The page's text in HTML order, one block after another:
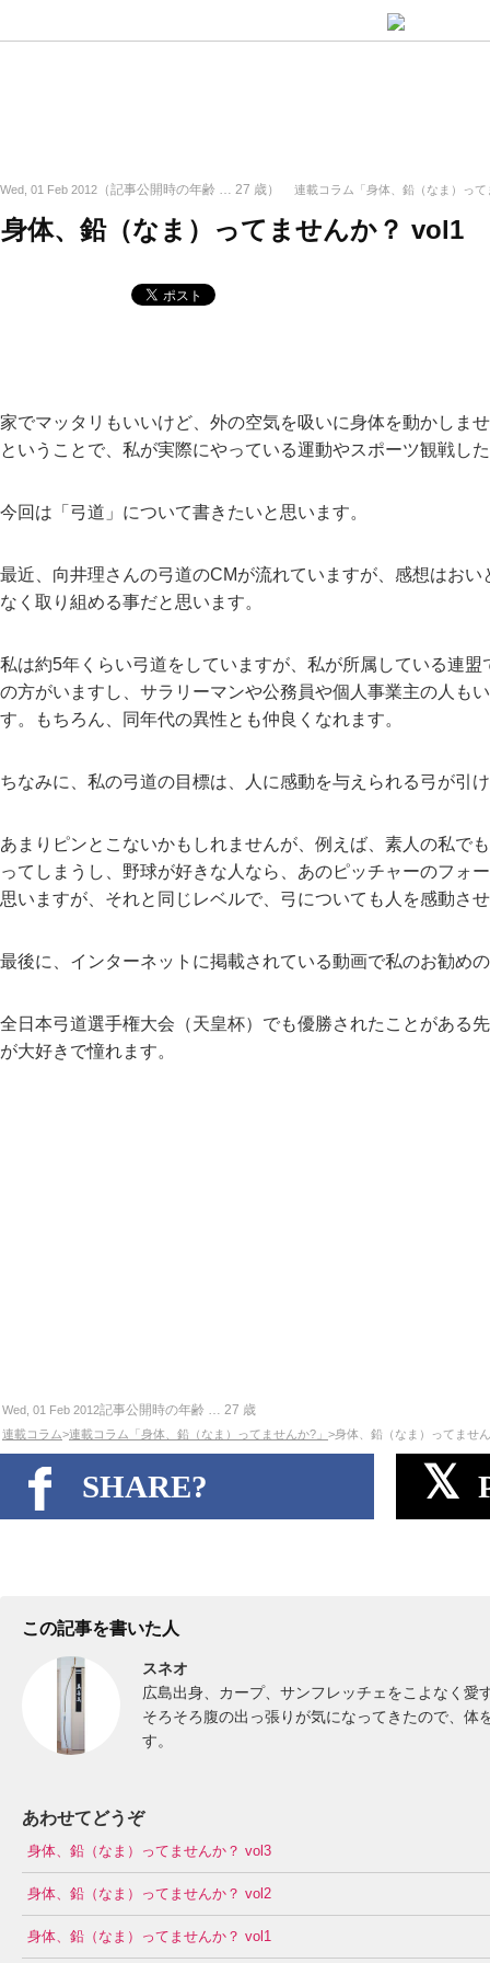
Wed, 01 Feb 2012 （記事公開時の年齢 … 27 歳） 連載コラム「身体、鉛（なま）って
身体、鉛（なま）ってませんか？ vol1
家でマッタリもいいけど、外の空気を吸いに身体を動かしま
ということで、私が実際にやっている運動やスポーツ観戦し
今回は「弓道」について書きたいと思います。
最近、向井理さんの弓道のCMが流れていますが、感想はお
なく取り組める事だと思います。
私は約5年くらい弓道をしていますが、私が所属している連
の方がいますし、サラリーマンや公務員や個人事業主の人も
す。もちろん、同年代の異性とも仲良くなれます。
ちなみに、私の弓道の目標は、人に感動を与えられる弓が引
あまりピンとこないかもしれませんが、例えば、素人の私で
ってしまうし、野球が好きな人なら、あのピッチャーのフォ
思いますが、それと同じレベルで、弓についても人を感動さ
最後に、インターネットに掲載されている動画で私のお勧め
全日本弓道選手権大会（天皇杯）でも優勝されたことがある
が大好きで憧れます。
Wed, 01 Feb 2012記事公開時の年齢 … 27 歳
連載コラム>連載コラム「身体、鉛（なま）ってませんか?」 >身体、鉛（なま）ってませ
SHARE?
この記事を書いた人
スネオ
広島出身、カープ、サンフレッチェをこよなく愛
そろそろ腹の出っ張りが気になってきたので、体
す。
あわせてどうぞ
身体、鉛（なま）ってませんか？ vol3
身体、鉛（なま）ってませんか？ vol2
身体、鉛（なま）ってませんか？ vol1